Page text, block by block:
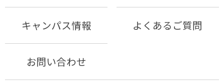
キャンパス情報 よくあるご質問
お問い合わせ